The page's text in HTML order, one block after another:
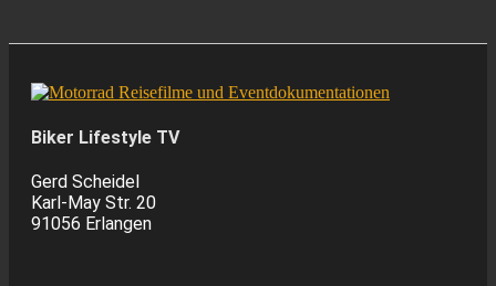
Biker Lifestyle TV
Gerd Scheidel
Karl-May Str. 20
91056 Erlangen